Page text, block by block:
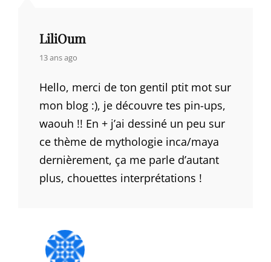
LiliOum
says:
13 ans ago
Hello, merci de ton gentil ptit mot sur
mon blog :), je découvre tes pin-ups,
waouh !! En + j’ai dessiné un peu sur
ce thème de mythologie inca/maya
dernièrement, ça me parle d’autant
plus, chouettes interprétations !